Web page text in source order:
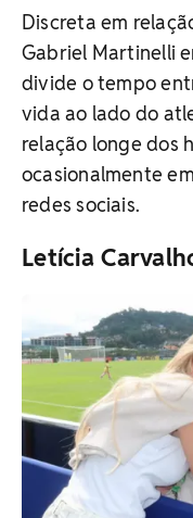
Discreta em
Gabriel Martinelli
divide o tempo
vida ao lado do
relação longe dos
ocasionalmente
redes sociais.
Letícia